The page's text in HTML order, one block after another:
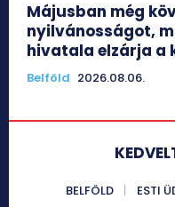
Májusban még
nyilvánosságot,
hivatala elzárja a
Belföld 2026.08.06.
BELFÖLD ESTI